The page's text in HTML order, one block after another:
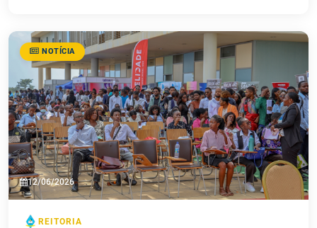
NOTÍCIA
12/06/2026
REITORIA